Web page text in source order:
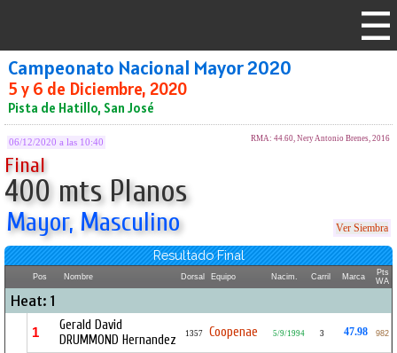
Campeonato Nacional Mayor 2020
5 y 6 de Diciembre, 2020
Pista de Hatillo, San José
06/12/2020 a las 10:40 RMA: 44.60, Nery Antonio Brenes, 2016
Final
400 mts Planos
Mayor, Masculino Ver Siembra
Resultado Final
Pos Nombre Dorsal Equipo Nacim. Carril Marca
Pts
WA
Heat: 1
1
Gerald David
DRUMMOND Hernandez
1357 Coopenae 5/9/1994 3 47.98 982